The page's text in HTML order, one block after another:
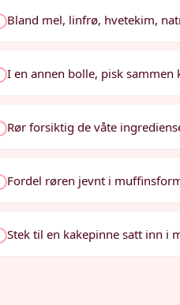
Bland mel, linfrø, hvetekim,
I en annen bolle, pisk
Rør forsiktig de våte
Fordel røren jevnt i
Stek til en kakepinne satt inn i